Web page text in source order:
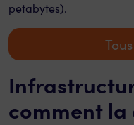
petabytes).
comment la